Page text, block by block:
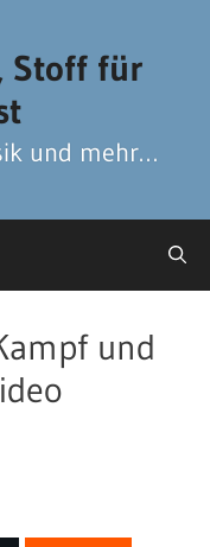
Stoff für
und mehr…
und